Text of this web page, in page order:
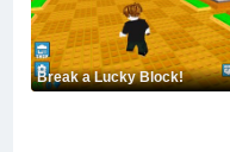
Break a Lucky Block!